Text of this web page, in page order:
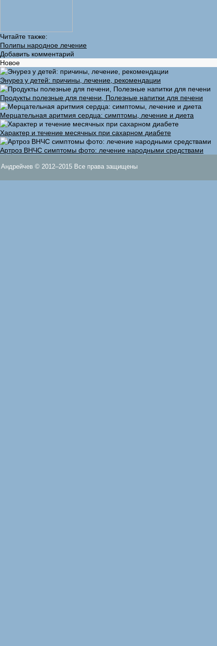
Читайте также:
Полипы народное лечение
Добавить комментарий
Новое
Энурез у детей: причины, лечение, рекомендации
Продукты полезные для печени, Полезные напитки для печени
Мерцательная аритмия сердца: симптомы, лечение и диета
Характер и течение месячных при сахарном диабете
Артроз ВНЧС симптомы фото: лечение народными средствами
Андрейчев © 2012–2015 Все права защищены